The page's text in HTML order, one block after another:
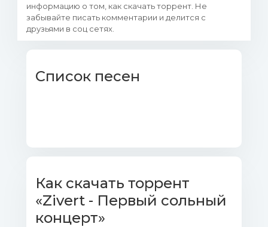
информацию о том, как скачать торрент. Не
забывайте писать комментарии и делится с
друзьями в соц сетях.
Список песен
Как скачать торрент
«Zivert - Первый сольный
концерт»